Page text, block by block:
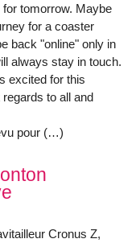
tomorrow. Maybe
for a coaster
back "online" only in
always stay in touch.
excited for this
to all and
pour (…)
Cronus Z,